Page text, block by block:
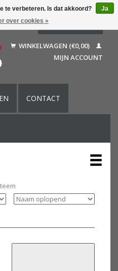
Français
English (US)
WINKELWAGEN (€0,00)
MIJN ACCOUNT
CONTACT
te verbeteren. Is dat akkoord?
Ja
over cookies »